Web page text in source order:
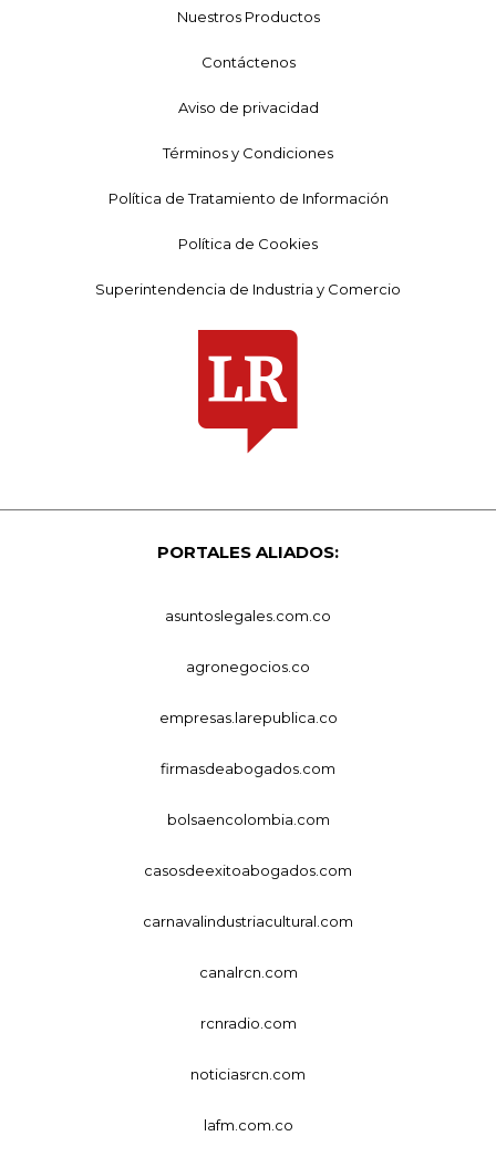
Nuestros Productos
Contáctenos
Aviso de privacidad
Términos y Condiciones
Política de Tratamiento de Información
Política de Cookies
Superintendencia de Industria y Comercio
PORTALES ALIADOS:
asuntoslegales.com.co
agronegocios.co
empresas.larepublica.co
firmasdeabogados.com
bolsaencolombia.com
casosdeexitoabogados.com
carnavalindustriacultural.com
canalrcn.com
rcnradio.com
noticiasrcn.com
lafm.com.co